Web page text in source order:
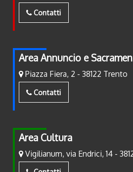
Contatti
Area Annuncio e
Piazza Fiera, 2 - 38122 Trento
Contatti
Area Cultura
Vigilianum, via Endrici, 14 -